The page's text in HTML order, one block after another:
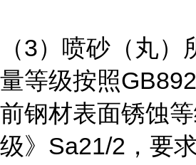
（3）喷砂（丸）
量等级按照
前钢材表面锈蚀
级》 Sa21/2 ，要